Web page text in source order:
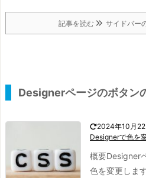
記事を読む サイドバー
Designerページのボタン
2024年10月22
Designerで色を
概要Designer
色を変更します